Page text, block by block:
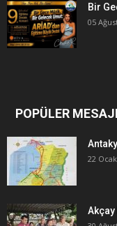
Bir
05
POPÜLER
22
Akçay